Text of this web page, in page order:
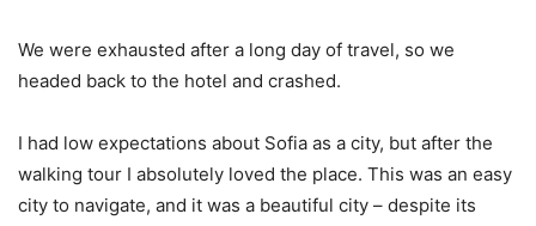
We were exhausted after a long day of travel, so we
headed back to the hotel and crashed.
I had low expectations about Sofia as a city, but after the
walking tour I absolutely loved the place. This was an easy
city to navigate, and it was a beautiful city – despite its